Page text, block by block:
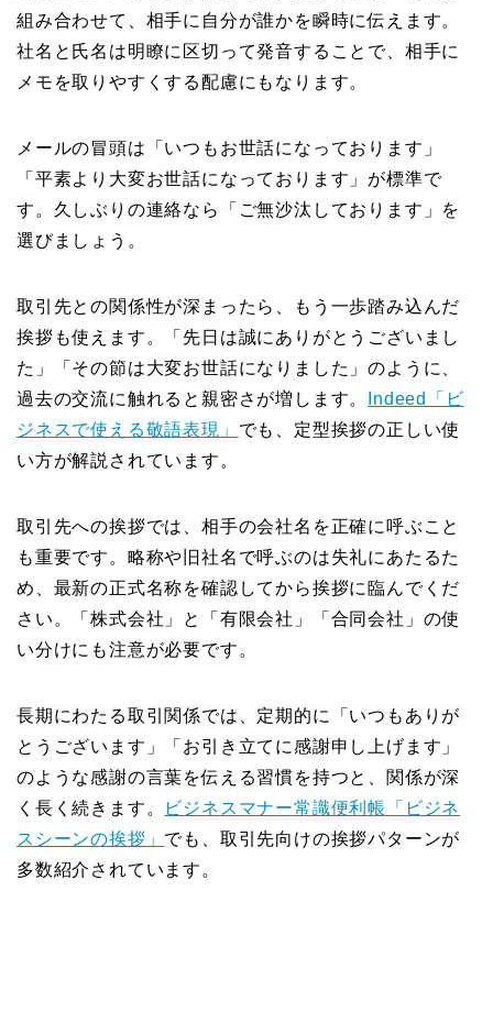
組み合わせて、相手に自分が誰かを瞬時に伝えます。
社名と氏名は明瞭に区切って発音することで、相手に
メモを取りやすくする配慮にもなります。
メールの冒頭は「いつもお世話になっております」
「平素より大変お世話になっております」が標準で
す。久しぶりの連絡なら「ご無沙汰しております」を
選びましょう。
取引先との関係性が深まったら、もう一歩踏み込んだ
挨拶も使えます。「先日は誠にありがとうございまし
た」「その節は大変お世話になりました」のように、
過去の交流に触れると親密さが増します。
Indeed「ビ
ジネスで使える敬語表現」 でも、定型挨拶の正しい使
い方が解説されています。
取引先への挨拶では、相手の会社名を正確に呼ぶこと
も重要です。略称や旧社名で呼ぶのは失礼にあたるた
め、最新の正式名称を確認してから挨拶に臨んでくだ
さい。「株式会社」と「有限会社」「合同会社」の使
い分けにも注意が必要です。
長期にわたる取引関係では、定期的に「いつもありが
とうございます」「お引き立てに感謝申し上げます」
のような感謝の言葉を伝える習慣を持つと、関係が深
く長く続きます。
ビジネスマナー常識便利帳「ビジネ
スシーンの挨拶」 でも、取引先向けの挨拶パターンが
多数紹介されています。